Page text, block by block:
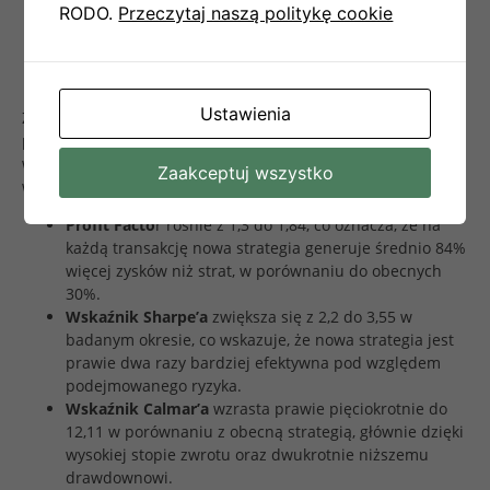
Zmiana podejścia znacząco zmniejsza ryzyko spadku
portfela, ograniczając jego maksymalny drawdown do9,1%
w porównaniu do obecnych 17,7%
. W rezultacie kluczowe
wskaźniki efektywności ulegają znaczącej poprawie:
Profit Factor rośnie z 1,3 do 1,84, co oznacza, że na
każdą transakcję nowa strategia generuje średnio 84%
więcej zysków niż strat, w porównaniu do obecnych
30%.
Wskaźnik Sharpe’a zwiększa się z 2,2 do 3,55 w
badanym okresie, co wskazuje, że nowa strategia jest
prawie dwa razy bardziej efektywna pod względem
podejmowanego ryzyka.
Wskaźnik Calmar’a wzrasta prawie pięciokrotnie do
12,11 w porównaniu z obecną strategią, głównie dzięki
wysokiej stopie zwrotu oraz dwukrotnie niższemu
drawdownowi.
RODO. Przeczytaj naszą politykę cookie
Ustawienia
Zaakceptuj wszystko